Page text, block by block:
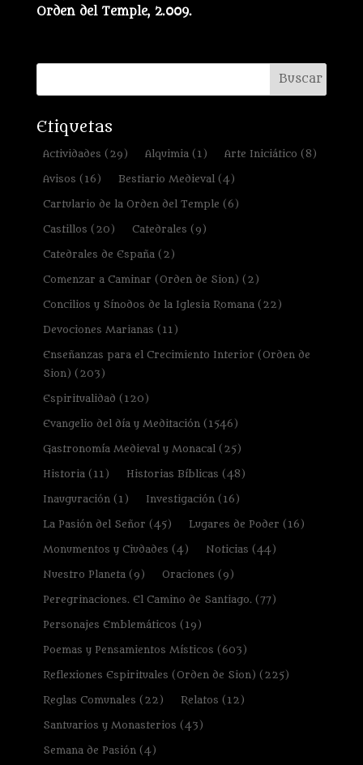
Orden del Temple, 2.009.
Etiquetas
Actividades (29) Alquimia (1) Arte Iniciático (8)
Avisos (16) Bestiario Medieval (4)
Cartulario de la Orden del Temple (6)
Castillos (20) Catedrales (9)
Catedrales de España (2)
Comenzar a Caminar (Orden de Sion) (2)
Concilios y Sínodos de la Iglesia Romana (22)
Devociones Marianas (11)
Enseñanzas para el Crecimiento Interior (Orden de
Sion) (203)
Espiritualidad (120)
Evangelio del día y Meditación (1546)
Gastronomía Medieval y Monacal (25)
Historia (11) Historias Bíblicas (48)
Inauguración (1) Investigación (16)
La Pasión del Señor (45) Lugares de Poder (16)
Monumentos y Ciudades (4) Noticias (44)
Nuestro Planeta (9) Oraciones (9)
Peregrinaciones. El Camino de Santiago. (77)
Personajes Emblemáticos (19)
Poemas y Pensamientos Místicos (603)
Reflexiones Espirituales (Orden de Sion) (225)
Reglas Comunales (22) Relatos (12)
Santuarios y Monasterios (43)
Semana de Pasión (4)